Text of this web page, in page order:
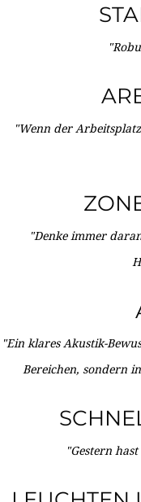
"Wenn der
"Denke immer
"Ein klares Akustik-
Bereichen, sondern
"Gestern